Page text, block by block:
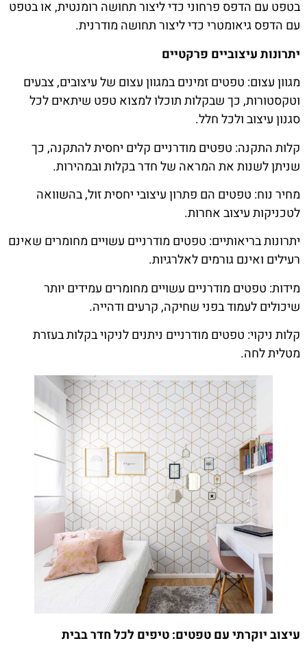
בטפט עם הדפס פרחוני כדי ליצור תחושה רומנטית, או בטפט
עם הדפס גיאומטרי כדי ליצור תחושה מודרנית.
יתרונות עיצוביים פרקטיים
מגוון עצום: טפטים זמינים במגוון עצום של עיצובים, צבעים
וטקסטורות, כך שבקלות תוכלו למצוא טפט שיתאים לכל
סגנון עיצוב ולכל חלל.
קלות התקנה: טפטים מודרניים קלים יחסית להתקנה, כך
שניתן לשנות את המראה של חדר בקלות ובמהירות.
מחיר נוח: טפטים הם פתרון עיצובי יחסית זול, בהשוואה
לטכניקות עיצוב אחרות.
יתרונות בריאותיים: טפטים מודרניים עשויים מחומרים שאינם
רעילים ואינם גורמים לאלרגיות.
מידות: טפטים מודרניים עשויים מחומרים עמידים יותר
שיכולים לעמוד בפני שחיקה, קרעים ודהייה.
קלות ניקוי: טפטים מודרניים ניתנים לניקוי בקלות בעזרת
מטלית לחה.
עיצוב יוקרתי עם טפטים: טיפים לכל חדר בבית